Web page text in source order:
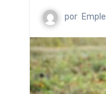
por